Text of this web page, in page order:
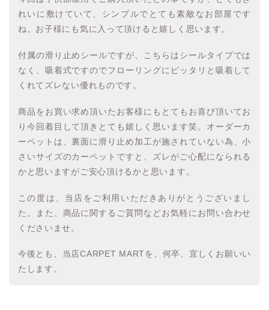
れいに敷けていて、シンプルでとても素敵なお部屋です
ね。お子様にも気に入って頂けると嬉しく思います。
付属の滑り止めシールですが、こちらはシールタイプでは
なく、吸着式ですのでフローリングにピッタリと吸着して
くれてズレない優れものです。
商品をお買い求め頂いたお客様にもとてもお喜び頂いてお
り今回着目して頂きとても嬉しく思います笑。オーダーカ
ーペットは、裏面に滑り止め加工が施されていない為、小
さいサイズのカーペットですと、ズレがご心配になられる
かと思いますがご安心頂けるかと思います。
この度は、当店をご利用いただきありがとうございまし
た。また、商品に関するご質問などお気軽にお問い合わせ
くださいませ。
今後とも、当店CARPET MARTを、何卒、宜しくお願いい
たします。